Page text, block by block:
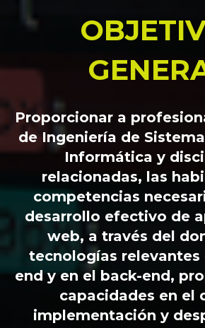
Proporcionar a
de Ingeniería de
Informática y
relacionadas, las
competencias
desarrollo efectivo de
web, a través del
tecnologías relevantes
end y en el back-end,
capacidades en el
implementación y